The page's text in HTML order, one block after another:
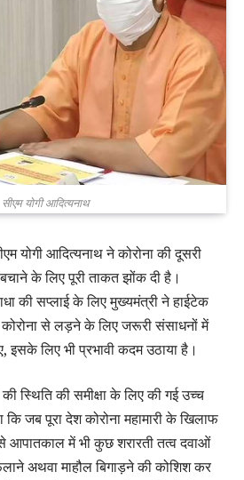
सीएम योगी आदित्यनाथ
योगी आदित्यनाथ ने कोरोना की दूसरी
के लिए पूरी ताकत झोंक दी है।
की सप्लाई के लिए मुख्यमंत्री ने हाईटेक
कोरोना से लड़ने के लिए जरूरी संसाधनों में
इसके लिए भी प्रभावी कदम उठाया है।
स्थिति की समीक्षा के लिए की गई उच्च
जब पूरा देश कोरोना महामारी के खिलाफ
में भी कुछ शरारती तत्व दवाओं
अथवा माहौल बिगाड़ने की कोशिश कर